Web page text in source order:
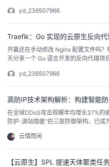
基石。 什么是 Linux KernelLinux
管理硬件资源、调度进程...
yd_236507966
Traefik：Go 实现的云原生反向
开篇还在手动修改 Nginx 配置文件吗
天分享一个 Go 语言开发的反向代理项
容器化架构设计的现代反向代理和负载
——自动监听 Docker、Kubernetes 等
yd_236507966
高防IP技术架构解析：构建智能
在全球DDoS攻击规模年均增长37%的
防护-源站隐匿”的三层防御架构，已
0
云惰雨闲
【云原生】SPL 提速天体聚类任